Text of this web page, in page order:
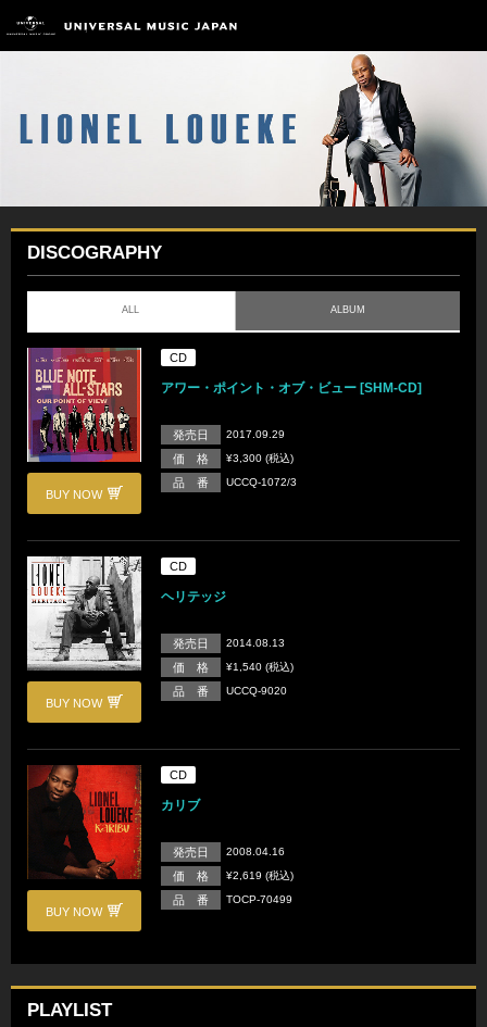
DISCOGRAPHY
ALL ALBUM
BUY NOW
CD
アワー・ポイント・オブ・ビュー [SHM-CD]
発売日 2017.09.29
価 格 ¥3,300 (税込)
品 番 UCCQ-1072/3
BUY NOW
CD
ヘリテッジ
発売日 2014.08.13
価 格 ¥1,540 (税込)
品 番 UCCQ-9020
BUY NOW
CD
カリブ
発売日 2008.04.16
価 格 ¥2,619 (税込)
品 番 TOCP-70499
PLAYLIST